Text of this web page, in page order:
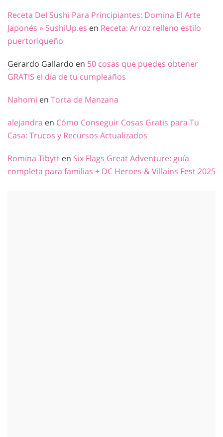
Receta Del Sushi Para Principiantes: Domina El Arte
Japonés » SushiUp.es en Receta: Arroz relleno estilo
puertoriqueño
Gerardo Gallardo en 50 cosas que puedes obtener
GRATIS el día de tu cumpleaños
Nahomi en Torta de Manzana
alejandra en Cómo Conseguir Cosas Gratis para Tu
Casa: Trucos y Recursos Actualizados
Romina Tibytt en Six Flags Great Adventure: guía
completa para familias + DC Heroes & Villains Fest 2025